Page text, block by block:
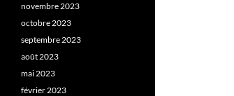
novembre 2023
octobre 2023
septembre 2023
août 2023
mai 2023
février 2023